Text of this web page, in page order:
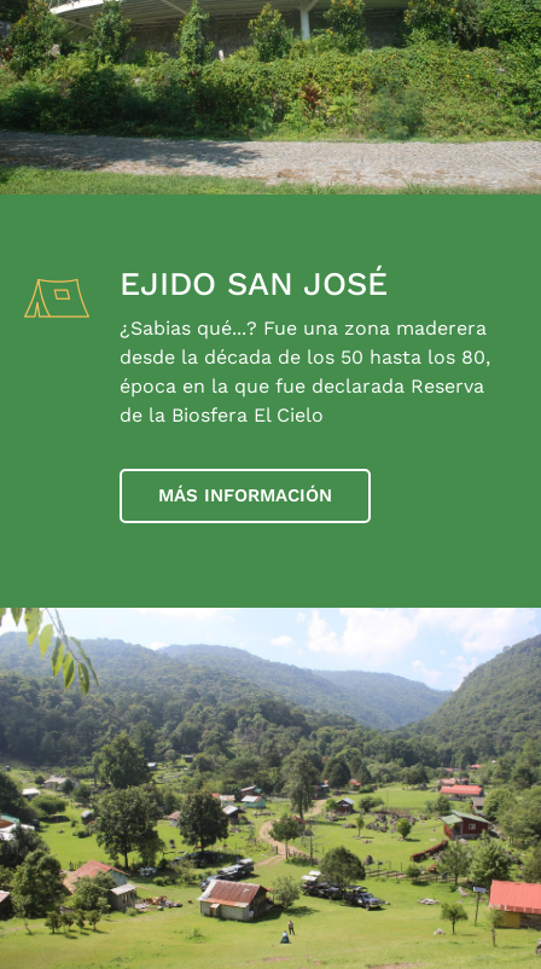
EJIDO SAN JOSÉ
¿Sabias qué...? Fue una zona maderera
desde la década de los 50 hasta los 80,
época en la que fue declarada Reserva
de la Biosfera El Cielo
MÁS INFORMACIÓN